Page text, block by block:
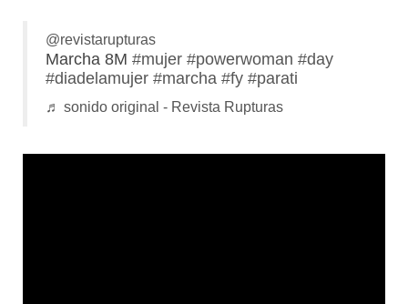
@revistarupturas
Marcha 8M #mujer #powerwoman #day
#diadelamujer #marcha #fy #parati
♬ sonido original - Revista Rupturas